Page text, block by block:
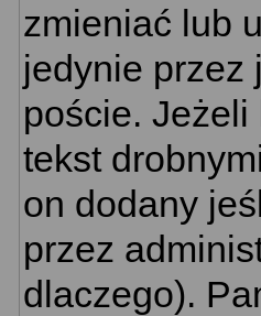
zmieniać lub
jedynie
poście. Jeżeli
tekst
on dodany
przez
dlaczego).